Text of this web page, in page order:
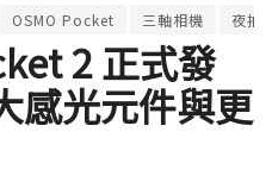
OSMO Pocket 三軸相機 夜拍
2 正式發
感光元件與更